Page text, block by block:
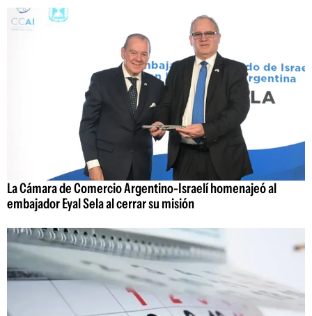
La Cámara de Comercio Argentino-Israelí homenajeó al
embajador Eyal Sela al cerrar su misión